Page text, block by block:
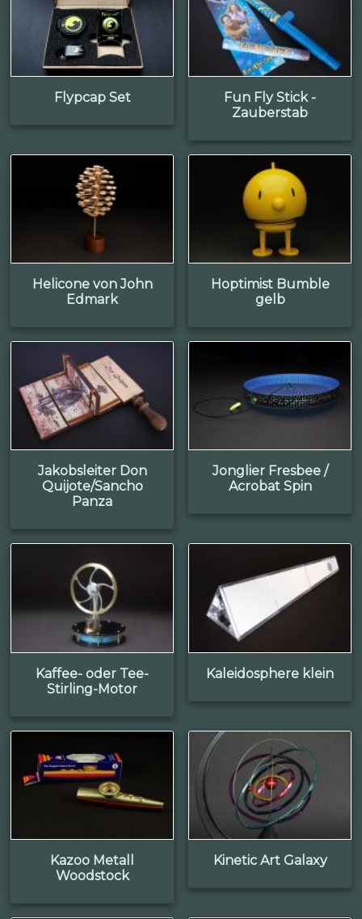
Flypcap Set
Fun Fly Stick -
Zauberstab
Helicone von John
Edmark
Hoptimist Bumble
gelb
Jakobsleiter Don
Quijote/Sancho
Panza
Jonglier Fresbee /
Acrobat Spin
Kaffee- oder Tee-
Stirling-Motor
Kaleidosphere klein
Kazoo Metall
Woodstock
Kinetic Art Galaxy